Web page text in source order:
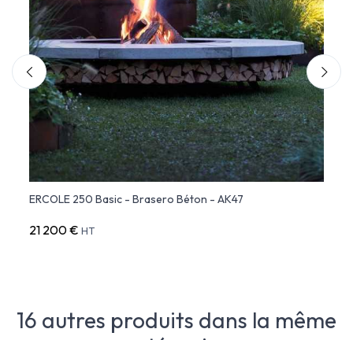
ERCOLE 250 Basic - Brasero Béton - AK47
21 200 € HT
16 autres produits dans la même